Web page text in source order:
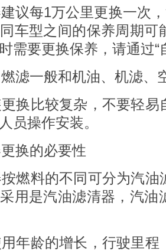
议每1万公里更换一次
车型之间的保养周期可
需要更换保养，请通过“
滤一般和机油、机滤、
换比较复杂，不要轻易
员操作安装。
换的必要性
燃料的不同可分为汽油
用是汽油滤清器，汽油
年龄的增长，行驶里程